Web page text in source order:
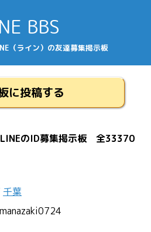
BBS
（ライン）の友達募集掲示板
に投稿する
のID募集掲示板 全33370
千葉
manazaki0724